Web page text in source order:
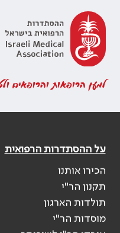
למען הרופאות והרופאים
על ההסתדרות הרפואית
הכירו אותנו
תקנון הר"י
תולדות הארגון
מוסדות הר"י